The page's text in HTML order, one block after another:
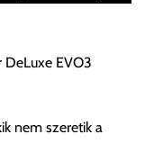
követően
Stúdiójában
DeLuxe EVO3
nem szeretik a